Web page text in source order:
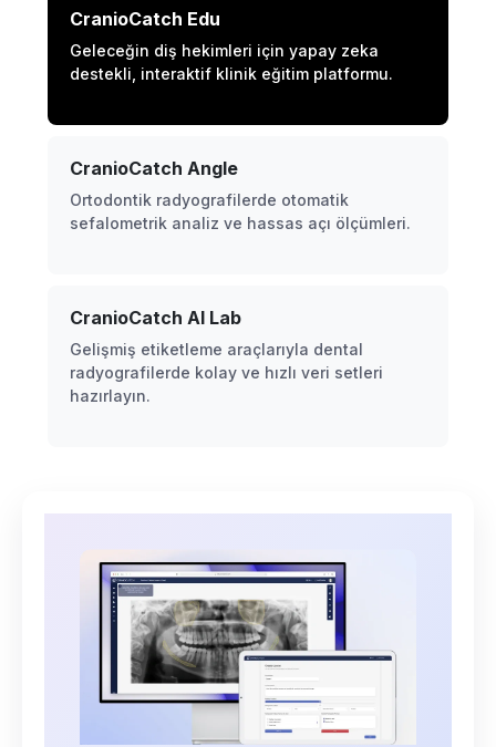
CranioCatch Edu
Geleceğin diş hekimleri için yapay zeka
destekli, interaktif klinik eğitim platformu.
CranioCatch Angle
Ortodontik radyografilerde otomatik
sefalometrik analiz ve hassas açı ölçümleri.
CranioCatch AI Lab
Gelişmiş etiketleme araçlarıyla dental
radyografilerde kolay ve hızlı veri setleri
hazırlayın.